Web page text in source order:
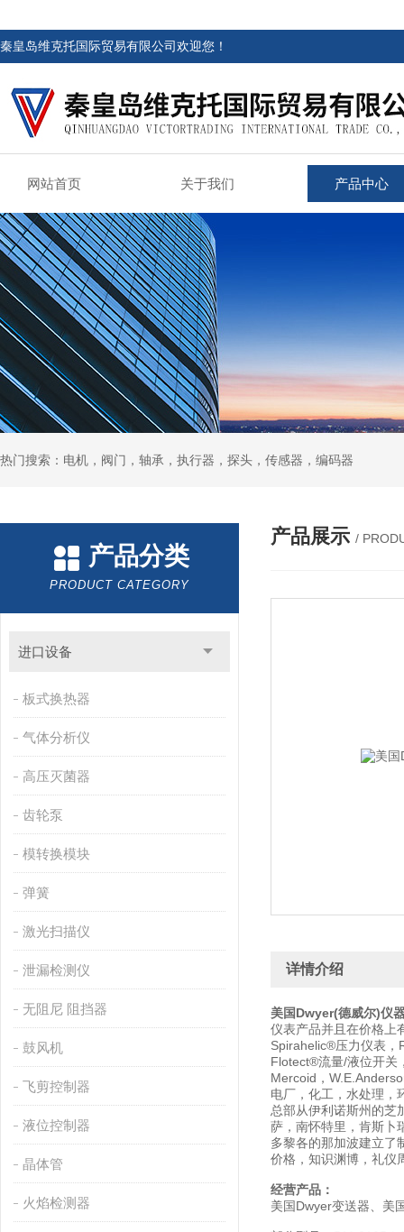
秦皇岛维克托国际贸易有限公司欢迎您！
网站首页 关于我们 产品中心
热门搜索：电机，阀门，轴承，执行器，探头，传感器，编码器
产品分类
PRODUCT CATEGORY
进口设备
板式换热器
气体分析仪
高压灭菌器
齿轮泵
模转换模块
弹簧
激光扫描仪
泄漏检测仪
无阻尼 阻挡器
鼓风机
飞剪控制器
液位控制器
晶体管
火焰检测器
产品展示 /
详情介绍
美国Dwyer(德威尔)仪
仪表产品并且在价格上
Spirahelic®压力仪表
Flotect®流量/液位开关
Mercoid，
电厂，化工，水处理，
总部从伊利诺斯州的芝
萨，南怀特里，肯斯卜
多黎各的那加波建立
价格，知识渊博，礼仪
经营产品：
美国Dwyer变送器、美